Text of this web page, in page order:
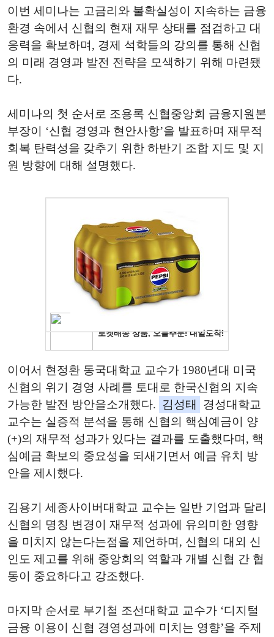
이번 세미나는 고금리와 불확실성이 지속하는 금융
환경 속에서 신협의 현재 재무 상태를 점검하고 대
응력을 확보하며, 경제 석학들의 강의를 통해 신협
의 미래 경영과 발전 전략을 모색하기 위해 마련됐
다.
세미나의 첫 순서로 조용록 신협중앙회 금융지원본
부장이 ‘신협 경영과 현안사항’을 발표하며 재무적
회복 탄력성을 갖추기 위한 하반기 조합 지도 및 지
원 방향에 대해 설명했다.
이어서 현정환 동국대학교 교수가 1980년대 미국
신협의 위기 경영 사례를 토대로 한국신협의 지속
가능한 발전 방안을소개했다. 김성태
경성대학교
교수는 실증적 분석을 통해 신협의 핵심예금이 양
(+)의 재무적 성과가 있다는 결과를 도출했다며, 핵
심예금 확보의 중요성을 되새기면서 예금 유치 방
안을 제시했다.
김용기 세종사이버대학교 교수는 일반 기업과 달리
신협의 명칭 변경이 재무적 성과에 유의미한 영향
을 미치지 않는다는점을 제언하며, 신협의 대외 신
인도 제고를 위해 중앙회의 역할과 개별 신협 간 협
동이 중요하다고 강조했다.
마지막 순서로 부기철 조선대학교 교수가 ‘디지털
금융 이용이 신협 경영성과에 미치는 영향’을 주제